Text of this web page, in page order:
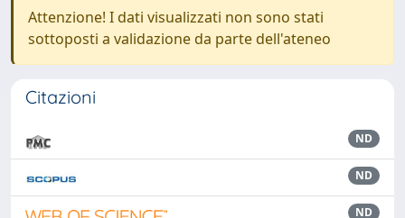
Attenzione! I dati visualizzati non sono stati
sottoposti a validazione da parte dell'ateneo
Citazioni
ND
ND
ND